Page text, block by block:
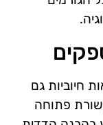
חיוביות גם
פתוחה